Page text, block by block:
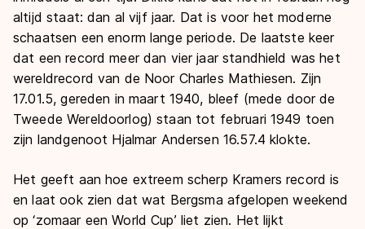
altijd staat: dan al vijf jaar. Dat is voor het moderne
schaatsen een enorm lange periode. De laatste keer
dat een record meer dan vier jaar standhield was het
wereldrecord van de Noor Charles Mathiesen. Zijn
17.01.5, gereden in maart 1940, bleef (mede door de
Tweede Wereldoorlog) staan tot februari 1949 toen
zijn landgenoot Hjalmar Andersen 16.57.4 klokte.
Het geeft aan hoe extreem scherp Kramers record is
en laat ook zien dat wat Bergsma afgelopen weekend
op ‘zomaar een World Cup’ liet zien. Het lijkt